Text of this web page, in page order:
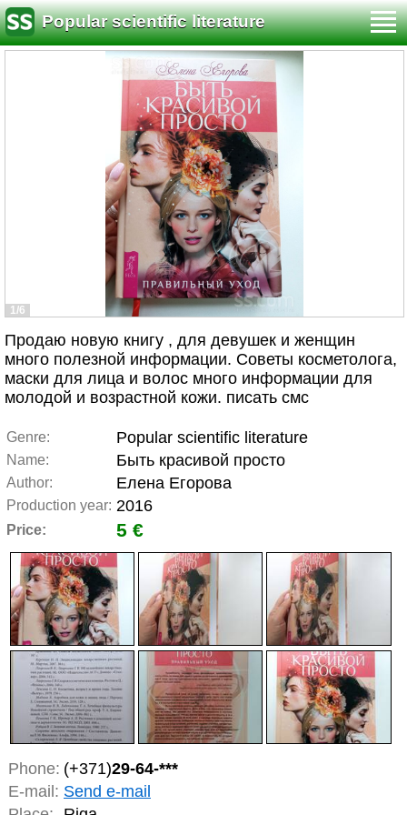
Popular scientific literature
1/6
Продаю новую книгу , для девушек и женщин
много полезной информации. Советы косметолога,
маски для лица и волос много информации для
молодой и возрастной кожи. писать смс
Genre: Popular scientific literature
Name: Быть красивой просто
Author: Елена Егорова
Production year: 2016
Price: 5 €
Phone: (+371)29-64-***
E-mail: Send e-mail